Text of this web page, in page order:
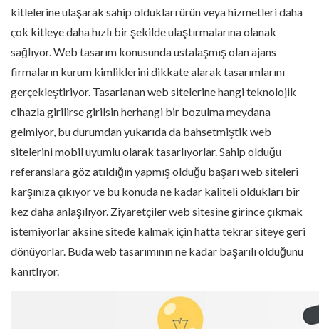
kitlelerine ulaşarak sahip oldukları ürün veya hizmetleri daha
çok kitleye daha hızlı bir şekilde ulaştırmalarına olanak
sağlıyor. Web tasarım konusunda ustalaşmış olan ajans
firmaların kurum kimliklerini dikkate alarak tasarımlarını
gerçekleştiriyor. Tasarlanan web sitelerine hangi teknolojik
cihazla girilirse girilsin herhangi bir bozulma meydana
gelmiyor, bu durumdan yukarıda da bahsetmiştik web
sitelerini mobil uyumlu olarak tasarlıyorlar. Sahip olduğu
referanslara göz atıldığın yapmış olduğu başarı web siteleri
karşınıza çıkıyor ve bu konuda ne kadar kaliteli oldukları bir
kez daha anlaşılıyor. Ziyaretçiler web sitesine girince çıkmak
istemiyorlar aksine sitede kalmak için hatta tekrar siteye geri
dönüyorlar. Buda web tasarımının ne kadar başarılı olduğunu
kanıtlıyor.